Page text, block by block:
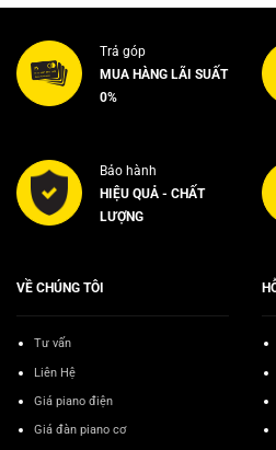
Trả góp
MUA HÀNG LÃI SUẤT
0%
Bảo hành
HIỆU QUẢ - CHẤT
LƯỢNG
VỀ CHÚNG TÔI
Tư vấn
Liên Hệ
Giá piano điện
Giá đàn piano cơ